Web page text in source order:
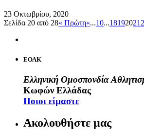
23 Οκτωβρίου, 2020
Σελίδα 20 από 28« Πρώτη«...10...18192021
ΕΟΑΚ
Ελληνική Ομοσπονδία
Κωφών Ελλάδας
Ποιοι είμαστε
Ακολουθήστε μας